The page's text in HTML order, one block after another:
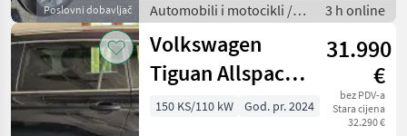
Poslovni dobavljač
Automobili i motocikli /
Terenci-Offroaderi
3 h online
Volkswagen
Tiguan Allspace
Life 1,5 TSI DSG
31.990
€
bez PDV-a
Stara cijena
32.290 €
150 KS/110 kW God. pr. 2024